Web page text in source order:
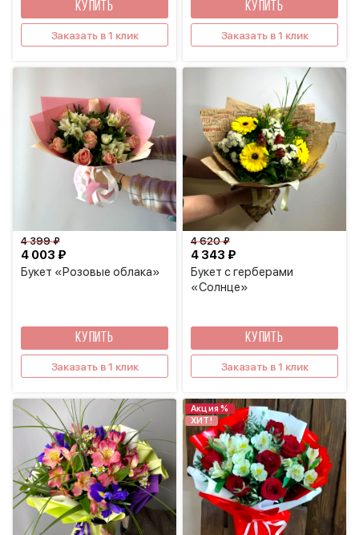
КУПИТЬ
Заказать в 1 клик
КУПИТЬ
Заказать в 1 клик
Букет «Розовые облака»
4 003 ₽
4 399 ₽
КУПИТЬ
Заказать в 1 клик
Букет с герберами
«Солнце»
4 343 ₽
4 620 ₽
КУПИТЬ
Заказать в 1 клик
Акция %
ХИТ!